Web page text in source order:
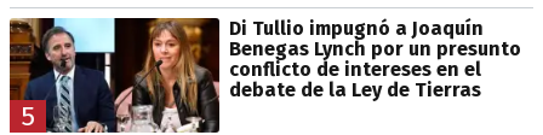
5
Di Tullio impugnó a Joaquín
Benegas Lynch por un presunto
conflicto de intereses en el
debate de la Ley de Tierras